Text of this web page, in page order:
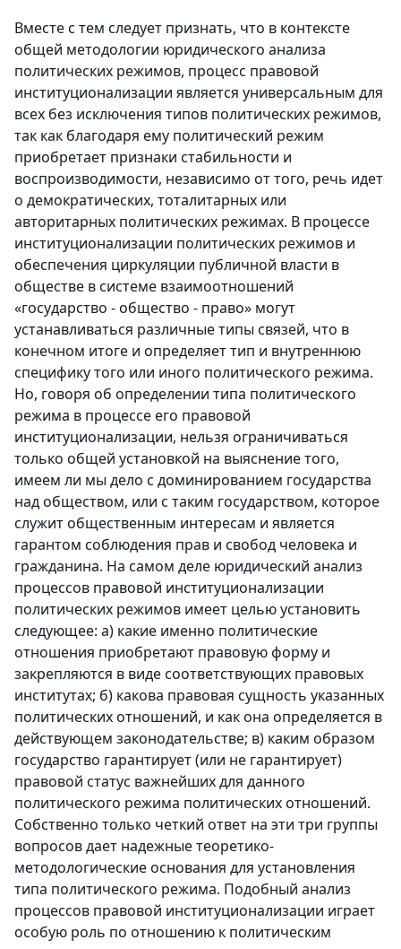
Вместе с тем следует признать, что в контексте
общей методологии юридического анализа
политических режимов, процесс правовой
институционализации является универсальным для
всех без исключения типов политических режимов,
так как благодаря ему политический режим
приобретает признаки стабильности и
воспроизводимости, независимо от того, речь идет
о демократических, тоталитарных или
авторитарных политических режимах. В процессе
институционализации политических режимов и
обеспечения циркуляции публичной власти в
обществе в системе взаимоотношений
«государство - общество - право» могут
устанавливаться различные типы связей, что в
конечном итоге и определяет тип и внутреннюю
специфику того или иного политического режима.
Но, говоря об определении типа политического
режима в процессе его правовой
институционализации, нельзя ограничиваться
только общей установкой на выяснение того,
имеем ли мы дело с доминированием государства
над обществом, или с таким государством, которое
служит общественным интересам и является
гарантом соблюдения прав и свобод человека и
гражданина. На самом деле юридический анализ
процессов правовой институционализации
политических режимов имеет целью установить
следующее: а) какие именно политические
отношения приобретают правовую форму и
закрепляются в виде соответствующих правовых
институтах; б) какова правовая сущность указанных
политических отношений, и как она определяется в
действующем законодательстве; в) каким образом
государство гарантирует (или не гарантирует)
правовой статус важнейших для данного
политического режима политических отношений.
Собственно только четкий ответ на эти три группы
вопросов дает надежные теоретико-
методологические основания для установления
типа политического режима. Подобный анализ
процессов правовой институционализации играет
особую роль по отношению к политическим